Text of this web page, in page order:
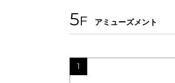
5F アミューズメント
1